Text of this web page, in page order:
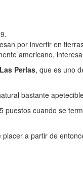
por invertir en
americano,
Las Perlas, que es uno
bastante
cuando se
a partir de